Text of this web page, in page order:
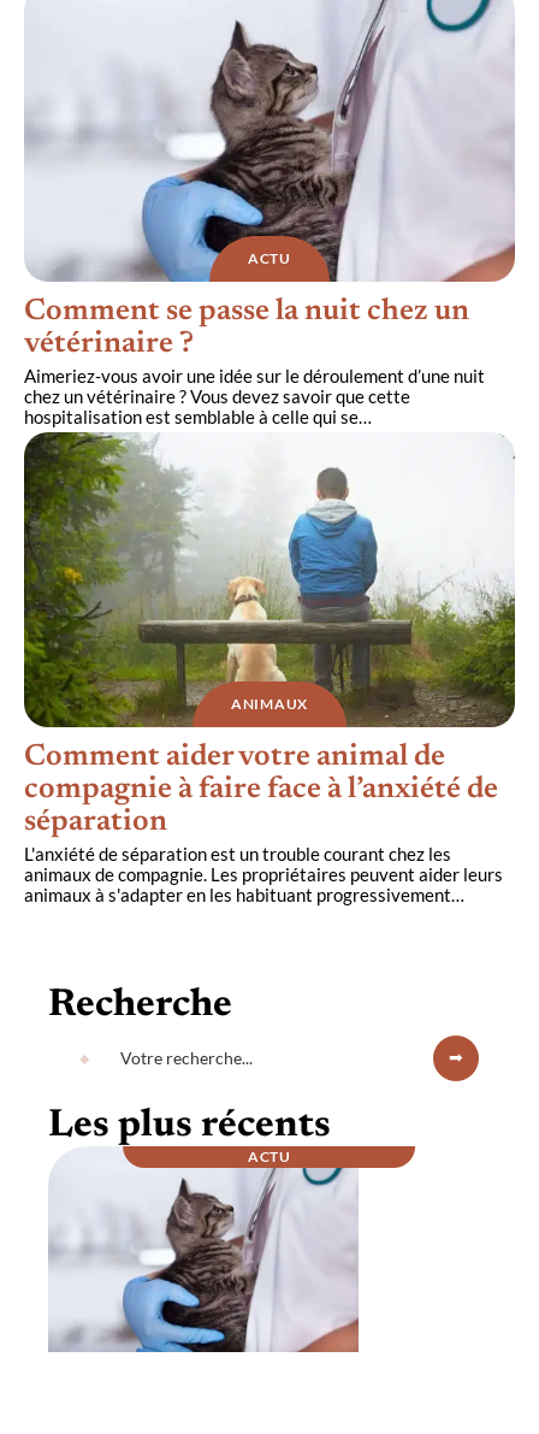
ACTU
Comment se passe la nuit chez un
vétérinaire ?
Aimeriez-vous avoir une idée sur le déroulement d’une nuit
chez un vétérinaire ? Vous devez savoir que cette
hospitalisation est semblable à celle qui se…
ANIMAUX
Comment aider votre animal de
compagnie à faire face à l’anxiété de
séparation
L'anxiété de séparation est un trouble courant chez les
animaux de compagnie. Les propriétaires peuvent aider leurs
animaux à s'adapter en les habituant progressivement
Recherche
Les plus récents
ACTU